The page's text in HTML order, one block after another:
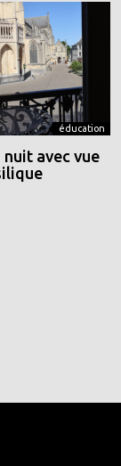
éducation
nuit avec vue